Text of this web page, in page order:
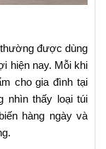
được dùng
hiện nay. Mỗi khi
cho gia đình tại
nhìn thấy loại túi
hàng ngày và